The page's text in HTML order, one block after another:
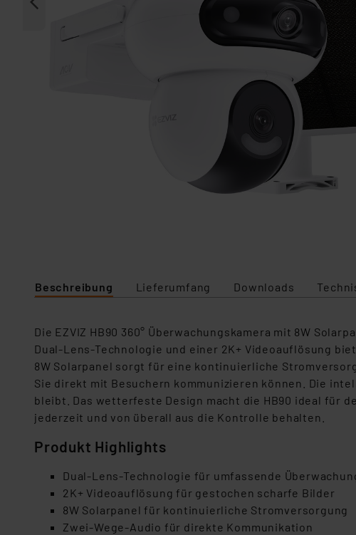
Beschreibung Lieferumfang Downloads
Die EZVIZ HB90 360° Überwachungskamera mit 8W
Dual-Lens-Technologie und einer 2K+ Videoauflösung
8W Solarpanel sorgt für eine kontinuierliche
Sie direkt mit Besuchern kommunizieren können. Die
bleibt. Das wetterfeste Design macht die HB90 ideal für
jederzeit und von überall aus die Kontrolle behalten.
Produkt Highlights
Dual-Lens-Technologie für umfassende
2K+ Videoauflösung für gestochen scharfe Bilder
8W Solarpanel für kontinuierliche Stromversorgung
Zwei-Wege-Audio für direkte Kommunikation